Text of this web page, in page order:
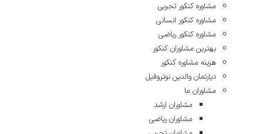
مشاوره کنکور تجربی
مشاوره کنکور انسانی
مشاوره کنکور ریاضی
بهترین مشاوران کنکور
هزینه مشاوره کنکور
دپارتمان والدین نوتروفیل
مشاوران ما
مشاوران ارشد
مشاوران ریاضی